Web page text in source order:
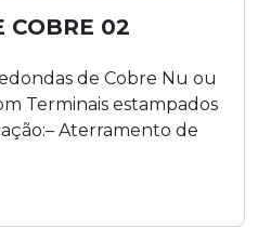
COBRE 02
de Cobre Nu ou
Terminais estampados
Aterramento de